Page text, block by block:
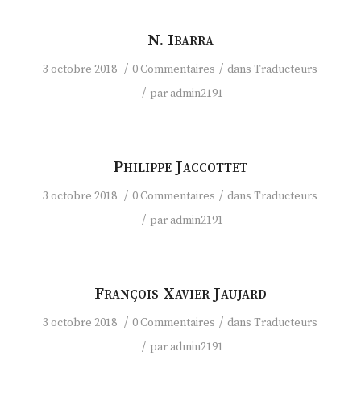
N. Ibarra
3 octobre 2018 / 0 Commentaires / dansTraducteurs
/ par admin2191
Philippe Jaccottet
3 octobre 2018 / 0 Commentaires / dansTraducteurs
/ par admin2191
François Xavier Jaujard
3 octobre 2018 / 0 Commentaires / dansTraducteurs
/ par admin2191